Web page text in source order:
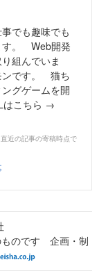
でも趣味でも
す。 Web開発
組んでいま
ンです。 猫ち
グゲームを開
はこちら →
近の記事の寄稿時点で
ものです 企画・制